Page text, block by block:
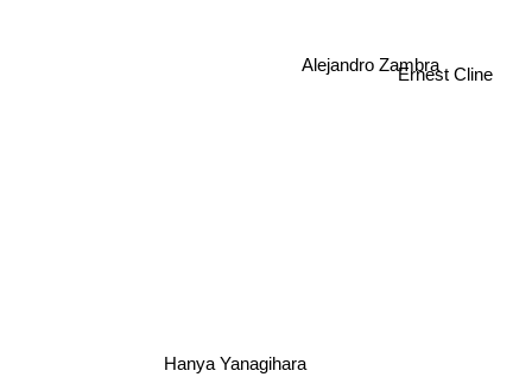
Alejandro Zambra
Hanya Yanagihara
Ernest Cline